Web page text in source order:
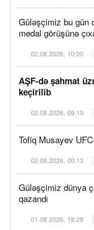
Güləşçimiz bu gün
medal görüşünə
02.08.2026, 10:00
AŞF-də şahmat
keçirilib
02.08.2026, 09:10
Tofiq Musayev
02.08.2026, 00:13
Güləşçimiz dünya
qazandı
01.08.2026, 18:28